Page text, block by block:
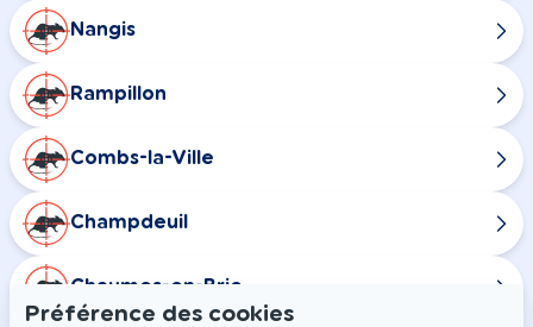
Nangis
Rampillon
Combs-la-Ville
Champdeuil
Chaumes-en-Brie
Préférence des cookies